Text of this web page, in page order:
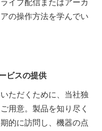
イブ配信またはアーカ
の操作方法を学んでい
ビスの提供
ただくために、当社独
用意。製品を知り尽く
的に訪問し、機器の点